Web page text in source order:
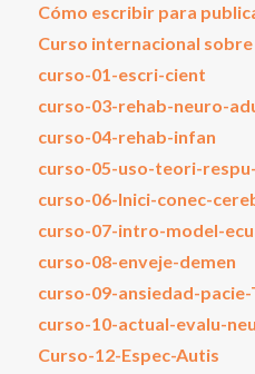
Cómo escribir para
Curso internacional
curso-01-escri-cient
curso-03-rehab-neuro-
curso-04-rehab-infan
curso-05-uso-teori-
curso-06-Inici-conec-
curso-07-intro-model-
curso-08-enveje-demen
curso-09-ansiedad-pacie-
curso-10-actual-evalu-
Curso-12-Espec-Autis